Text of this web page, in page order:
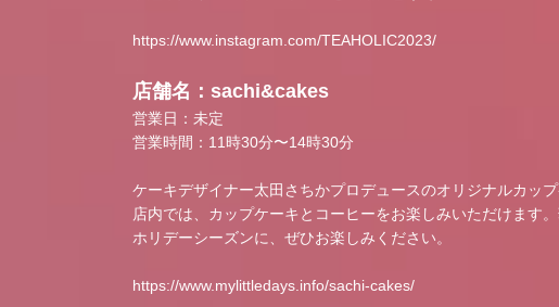
https://www.instagram.com/TEAHOLIC2023/
店舗名：sachi&cakes
営業日：未定
営業時間：11時30分〜14時30分
ケーキデザイナー太田さちかプロデュースのオリジナルカッ
店内では、カップケーキとコーヒーをお楽しみいただけます
ホリデーシーズンに、ぜひお楽しみください。
https://www.mylittledays.info/sachi-cakes/